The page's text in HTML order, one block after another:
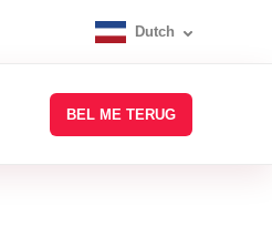
Dutch
BEL ME TERUG